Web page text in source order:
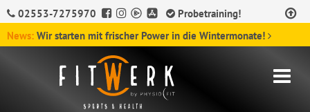
02553-7275970
Probetraining!
News: Wir starten mit frischer Power in die Wintermonate!